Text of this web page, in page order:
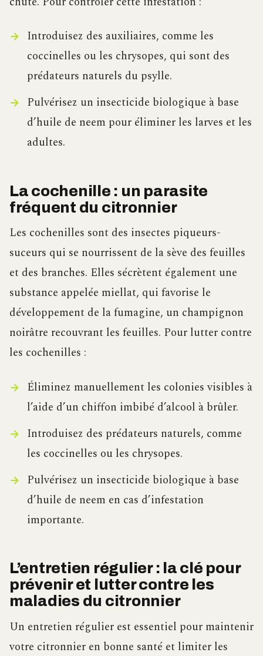
Introduisez des auxiliaires, comme les
coccinelles ou les chrysopes, qui sont des
prédateurs naturels du psylle.
Pulvérisez un insecticide biologique à base
d’huile de neem pour éliminer les larves et les
adultes.
La cochenille : un parasite
fréquent du citronnier
Les cochenilles sont des insectes piqueurs-
suceurs qui se nourrissent de la sève des feuilles
et des branches. Elles sécrètent également une
substance appelée miellat, qui favorise le
développement de la fumagine, un champignon
noirâtre recouvrant les feuilles. Pour lutter contre
les cochenilles :
Éliminez manuellement les colonies visibles à
l’aide d’un chiffon imbibé d’alcool à brûler.
Introduisez des prédateurs naturels, comme
les coccinelles ou les chrysopes.
Pulvérisez un insecticide biologique à base
d’huile de neem en cas d’infestation
importante.
L’entretien régulier : la clé pour
prévenir et lutter contre les
maladies du citronnier
Un entretien régulier est essentiel pour maintenir
votre citronnier en bonne santé et limiter les